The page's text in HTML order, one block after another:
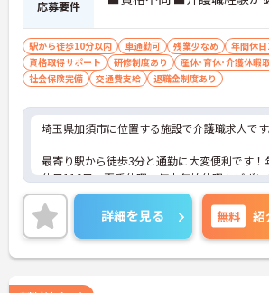
・困った時もすぐに相談してフォローし合える
しの良い職場となっており、平均勤続年数7.2
う高い定着率につながっています。
【勤務時間内に受講できる資格取得支援制度に
・介護職から生活相談員やケアマネジャー、
へと進む多彩なキャリアパスが用意されており
・資格取得に向けた研修や講習は勤務時間内
できる場合が多く、プライベートの負担を抑
ら着実に専門性を高められます。
【リフレッシュ休暇17日や自由な身だしなみ規
で、自分らしく無理なく続けられる体制です】
・年間107日の休日に加えて年間17日のリフ
応募要件
駅から徒歩10分以内 車通勤可 残業少なめ
年間休
資格取得サポート
研修制度あり
産休･育休･介護休暇
社会保険完備
交通費支給 退職金制度あり
埼玉県加須市に位置する施設で介護職求人です
最寄り駅から徒歩3分と通勤に大変便利です！
休日116日、夏季休暇、年末年始休暇もござい
のでプライベートも充実できます。
ご興味を持たれた方は、詳細等お伝えさせて
すのでお気軽にお問合せ下さい。
詳細を見る 無料 紹